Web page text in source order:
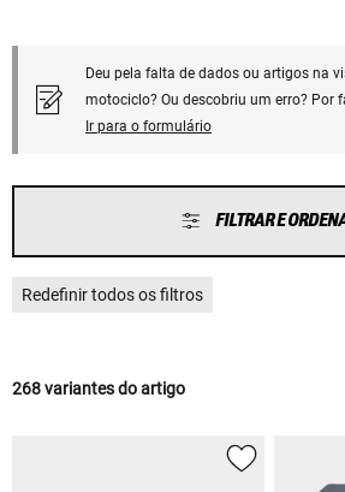
Deu pela falta de dados ou artigos na
motociclo? Ou descobriu um erro? Por
Ir para o formulário
FILTRAR E
Redefinir todos os filtros
268 variantes do artigo